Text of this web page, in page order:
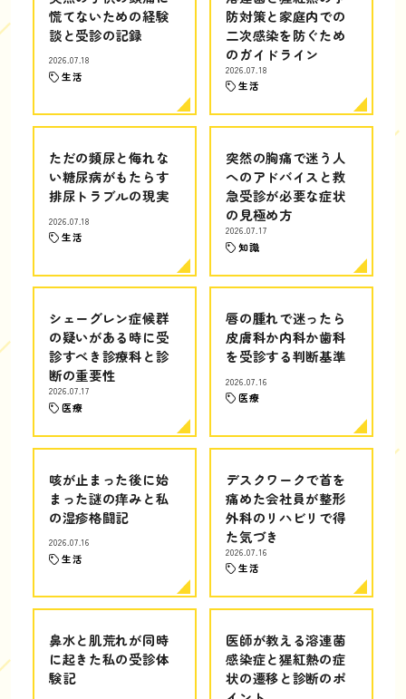
慌てないための経験
談と受診の記録
2026.07.18
生活
防対策と家庭内での
二次感染を防ぐため
のガイドライン
2026.07.18
生活
ただの頻尿と侮れな
い糖尿病がもたらす
排尿トラブルの現実
2026.07.18
生活
突然の胸痛で迷う人
へのアドバイスと救
急受診が必要な症状
の見極め方
2026.07.17
知識
シェーグレン症候群
の疑いがある時に受
診すべき診療科と診
断の重要性
2026.07.17
医療
唇の腫れで迷ったら
皮膚科か内科か歯科
を受診する判断基準
2026.07.16
医療
咳が止まった後に始
まった謎の痒みと私
の湿疹格闘記
2026.07.16
生活
デスクワークで首を
痛めた会社員が整形
外科のリハビリで得
た気づき
2026.07.16
生活
鼻水と肌荒れが同時
に起きた私の受診体
験記
医師が教える溶連菌
感染症と猩紅熱の症
状の遷移と診断のポ